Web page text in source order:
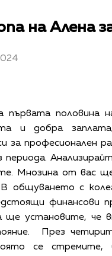
на Алена
първата половина
и добра
за професионален
периода.
Мнозина от вас
В общуването с
финансови
ще установите, че
През
се стремите,